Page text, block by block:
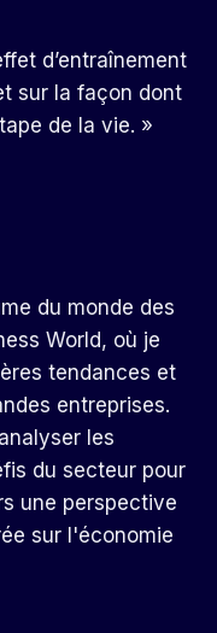
d’entraînement
sur la façon dont
de la vie. »
du monde des
World, où je
tendances et
entreprises.
les
du secteur pour
une perspective
sur l'économie